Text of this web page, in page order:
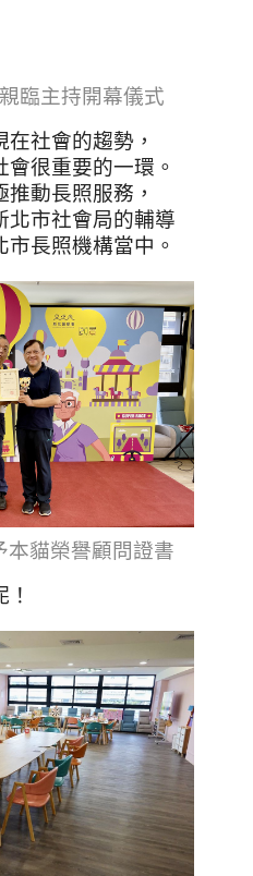
臨主持開幕儀式
在社會的趨勢，
會很重要的一環。
動長照服務，
北市社會局的輔導
長照機構當中。
本貓榮譽顧問證書